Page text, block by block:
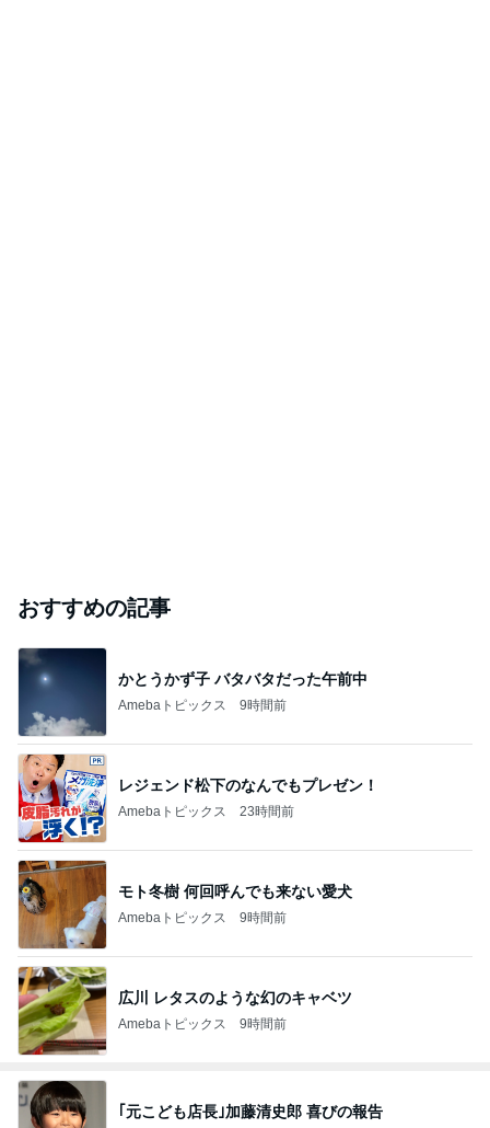
おすすめの記事
かとうかず子 バタバタだった午前中
Amebaトピックス 9時間前
レジェンド松下のなんでもプレゼン！
Amebaトピックス 23時間前
モト冬樹 何回呼んでも来ない愛犬
Amebaトピックス 9時間前
広川 レタスのような幻のキャベツ
Amebaトピックス 9時間前
｢元こども店長｣加藤清史郎 喜びの報告